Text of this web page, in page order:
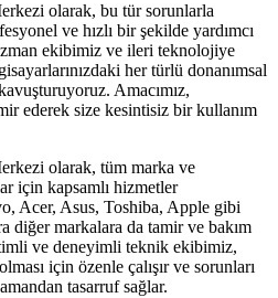
olarak, bu tür sorunlarla
ve hızlı bir şekilde yardımcı
ekibimiz ve ileri teknolojiye
her türlü donanımsal
Amacımız,
ederek size kesintisiz bir kullanım
olarak, tüm marka ve
için kapsamlı hizmetler
Acer, Asus, Toshiba, Apple gibi
diğer markalara da tamir ve bakım
ve deneyimli teknik ekibimiz,
için özenle çalışır ve sorunları
tasarruf sağlar.